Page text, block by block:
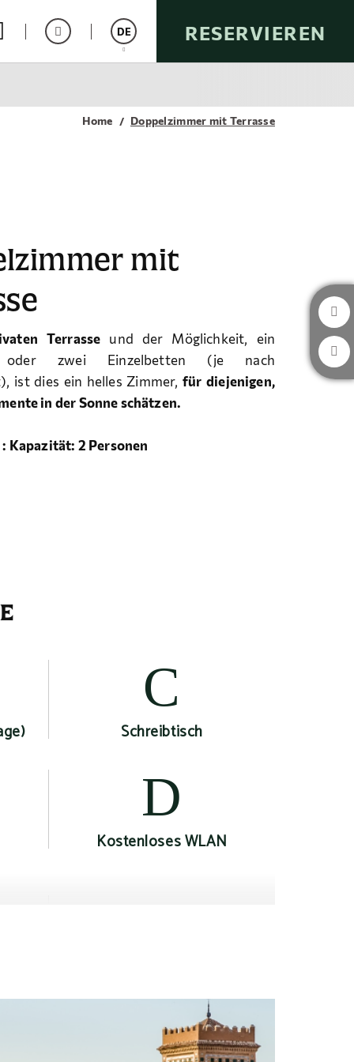
DE
Catalán
RESERVIEREN
Home Doppelzimmer mit Terrasse
mit
Terrasse und der Möglichkeit, ein
oder zwei Einzelbetten (je nach
ist dies ein helles Zimmer,für diejenigen,
in der Sonne schätzen.
Kapazität: 2 Personen
Schreibtisch
Kostenloses WLAN